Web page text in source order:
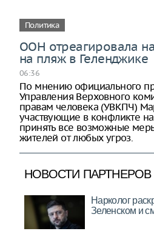
Политика
ООН отреагировала
на пляж в Геленджике
06:36
По мнению официального
Управления Верховного
правам человека (УВКПЧ)
участвующие в конфликте
принять все возможные
жителей от любых угроз.